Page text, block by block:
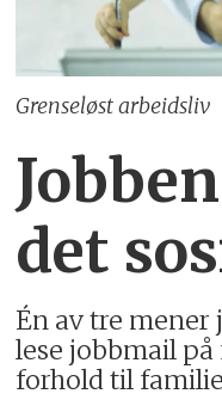
Grenseløst arbeidsliv
det
Én av tre mener
lese jobbmail
forhold til